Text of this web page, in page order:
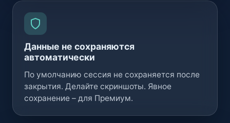
Данные не сохраняются
автоматически
По умолчанию сессия не сохраняется после
закрытия. Делайте скриншоты. Явное
сохранение – для Премиум.